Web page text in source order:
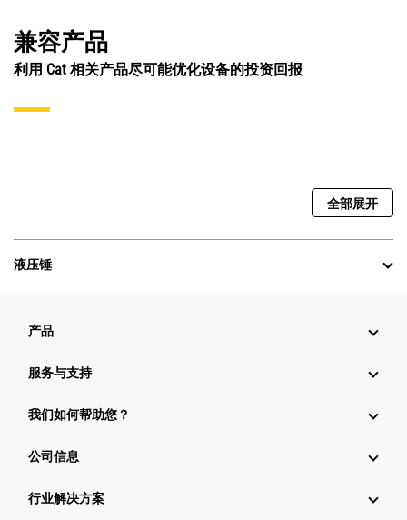
兼容产品
利用 Cat 相关产品尽可能优化设备的投资回报
全部展开
液压锤
产品
服务与支持
我们如何帮助您？
公司信息
行业解决方案